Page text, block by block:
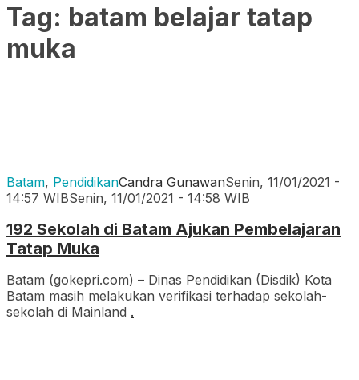
Tag: batam belajar tatap
muka
Batam, PendidikanCandra GunawanSenin, 11/01/2021 -
14:57 WIBSenin, 11/01/2021 - 14:58 WIB
192 Sekolah di Batam Ajukan Pembelajaran
Tatap Muka
Batam (gokepri.com) – Dinas Pendidikan (Disdik) Kota
Batam masih melakukan verifikasi terhadap sekolah-
sekolah di Mainland .